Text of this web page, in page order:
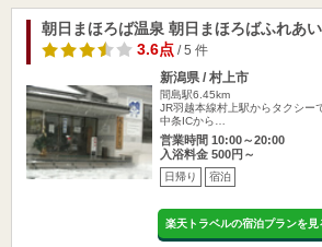
朝日まほろば温泉 朝日まほろばふれあ
3.6点/ 5 件
新潟県 / 村上市
間島駅6.45km
JR羽越本線村上駅からタクシー
中条ICから…
営業時間 10:00～20:00
入浴料金 500円～
日帰り 宿泊
楽天トラベルの宿泊プランを見